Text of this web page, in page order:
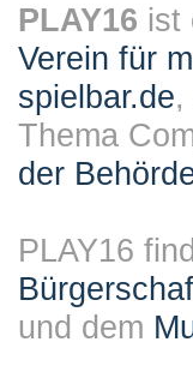
PLAY16 ist
Verein für
spielbar.de,
Thema
der
PLAY16
und dem